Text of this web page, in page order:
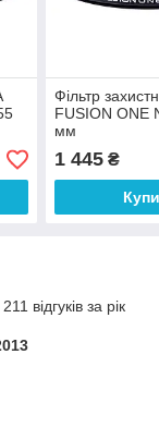
Фільтр
FUSION ONE
мм
1 445₴
відгуків за рік